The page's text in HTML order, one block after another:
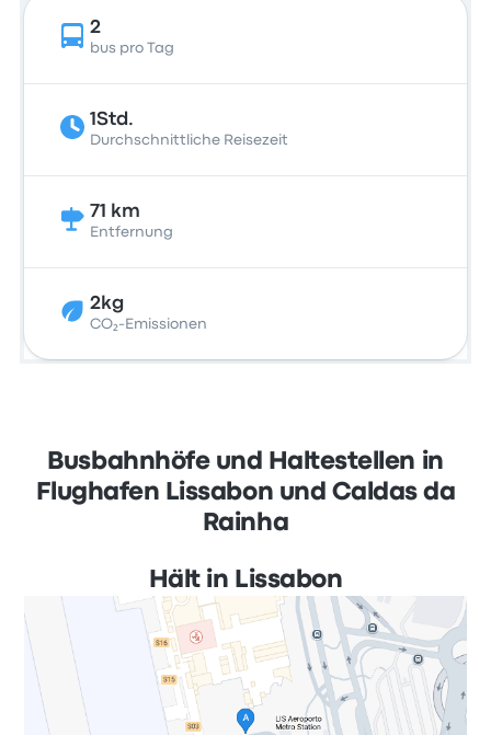
2
bus pro Tag
1Std.
Durchschnittliche Reisezeit
71 km
Entfernung
2kg
CO₂-Emissionen
Busbahnhöfe und Haltestellen in
Flughafen Lissabon und Caldas da
Rainha
Hält in Lissabon